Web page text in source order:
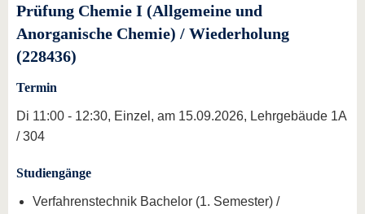
Prüfung Chemie I (Allgemeine und
Anorganische Chemie) / Wiederholung
(228436)
Termin
Di 11:00 - 12:30, Einzel, am 15.09.2026, Lehrgebäude 1A
/ 304
Studiengänge
Verfahrenstechnik Bachelor (1. Semester) /